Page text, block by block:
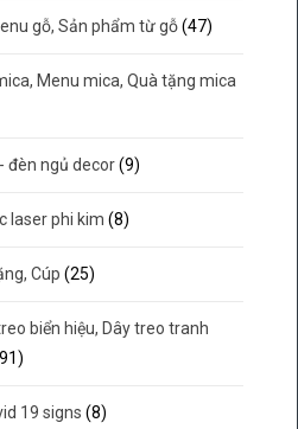
gỗ, Sản phẩm từ gỗ (47)
Menu mica, Quà tặng mica
đèn ngủ decor (9)
laser phi kim (8)
Cúp (25)
biển hiệu, Dây treo tranh
19 signs (8)